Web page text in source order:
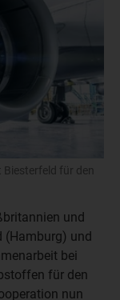
für den
und
(Hamburg) und
bei
für den
nun